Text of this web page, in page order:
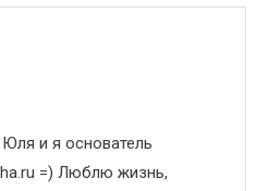
и я основатель
=) Люблю жизнь,